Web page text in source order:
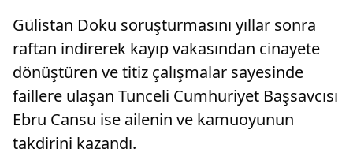
Gülistan Doku soruşturmasını yıllar sonra
raftan indirerek kayıp vakasından cinayete
dönüştüren ve titiz çalışmalar sayesinde
faillere ulaşan Tunceli Cumhuriyet Başsavcısı
Ebru Cansu ise ailenin ve kamuoyunun
takdirini kazandı.